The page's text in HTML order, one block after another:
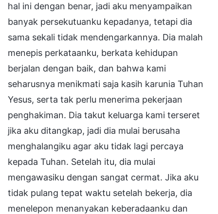
hal ini dengan benar, jadi aku menyampaikan
banyak persekutuanku kepadanya, tetapi dia
sama sekali tidak mendengarkannya. Dia malah
menepis perkataanku, berkata kehidupan
berjalan dengan baik, dan bahwa kami
seharusnya menikmati saja kasih karunia Tuhan
Yesus, serta tak perlu menerima pekerjaan
penghakiman. Dia takut keluarga kami terseret
jika aku ditangkap, jadi dia mulai berusaha
menghalangiku agar aku tidak lagi percaya
kepada Tuhan. Setelah itu, dia mulai
mengawasiku dengan sangat cermat. Jika aku
tidak pulang tepat waktu setelah bekerja, dia
menelepon menanyakan keberadaanku dan